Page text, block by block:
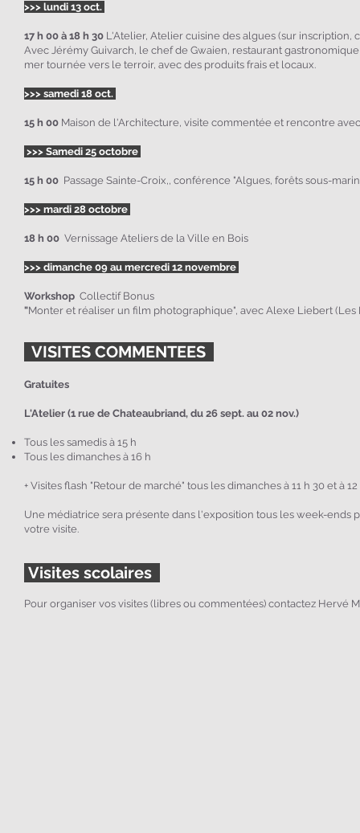
>>> lundi 13 oct.
17 h 00 à 18 h 30 L'Atelier, Atelier cuisine des algues (sur inscription,
Avec Jérémy Guivarch, le chef de Gwaien, restaurant
mer tournée vers le terroir, avec des produits frais et locaux.
>>> samedi 18 oct.
15 h 00 Maison de l'Architecture, visite commentée et rencontre
>>> Samedi 25 octobre
15 h 00 Passage Sainte-Croix,, conférence "Algues, forêts sous-
>>> mardi 28 octobre
18 h 00 Vernissage Ateliers de la Ville en Bois
>>> dimanche 09 au mercredi 12 novembre
Workshop Collectif Bonus
"Monter et réaliser un film photographique", avec Alexe Liebert (Les
VISITES COMMENTEES
Gratuites
L'Atelier (1 rue de Chateaubriand, du 26 sept. au 02 nov.)
Tous les samedis à 15 h
Tous les dimanches à 16 h
+ Visites flash "Retour de marché" tous les dimanches à 11 h 30 et à 12
Une médiatrice sera présente dans l'exposition tous les week-ends
votre visite.
Visites scolaires
Pour organiser vos visites (libres ou commentées) contactez Hervé